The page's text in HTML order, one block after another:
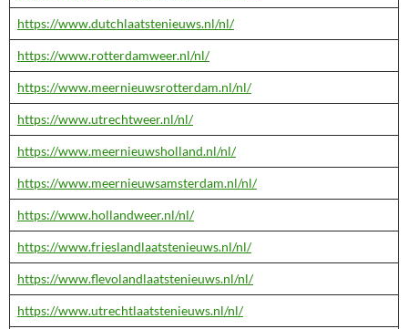
https://www.dutchlaatstenieuws.nl/nl/
https://www.rotterdamweer.nl/nl/
https://www.meernieuwsrotterdam.nl/nl/
https://www.utrechtweer.nl/nl/
https://www.meernieuwsholland.nl/nl/
https://www.meernieuwsamsterdam.nl/nl/
https://www.hollandweer.nl/nl/
https://www.frieslandlaatstenieuws.nl/nl/
https://www.flevolandlaatstenieuws.nl/nl/
https://www.utrechtlaatstenieuws.nl/nl/